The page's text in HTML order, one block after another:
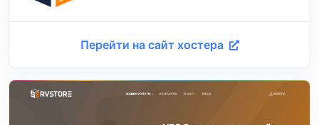
Перейти на сайт хостера